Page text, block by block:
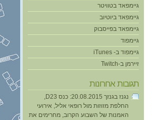
גיימפאד בטוויטר
גיימפאד ביוטיוב
גיימפאד בפייסבוק
גיימפוד
גיימפוד ב- iTunes
זיירמן ב-Twitch
תגובות אחרונות
נגנז בגנזך 20.08.2015: כנס D23,
החלפת מזוזות מול רופאי אליל, אירועי
האמנות של השבוע הקרוב, מחרימים את